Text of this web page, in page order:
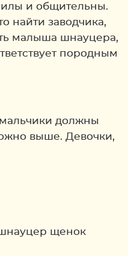
и общительны.
найти заводчика,
малыша шнауцера,
породным
должны
выше. Девочки,